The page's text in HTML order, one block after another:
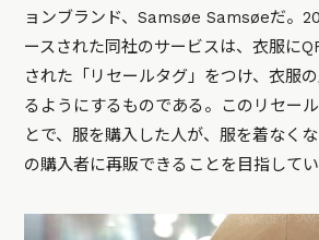
ョンブランド、Samsøe Samsøeだ。
ースされた同社のサービスは、衣服に
された「リセールタグ」をつけ、衣服
るようにするものである。このリセー
とで、服を購入した人が、服を着なく
の購入者に再販できることを目指してい